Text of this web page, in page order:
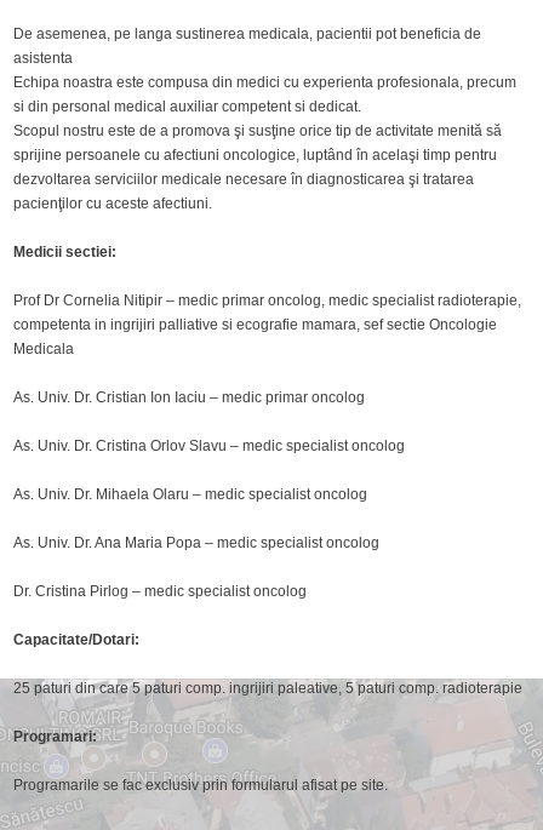
De asemenea, pe langa sustinerea medicala, pacientii pot beneficia de
asistenta
Echipa noastra este compusa din medici cu experienta profesionala, precum
si din personal medical auxiliar competent si dedicat.
Scopul nostru este de a promova şi susţine orice tip de activitate menită să
sprijine persoanele cu afectiuni oncologice, luptând în acelaşi timp pentru
dezvoltarea serviciilor medicale necesare în diagnosticarea şi tratarea
pacienţilor cu aceste afectiuni.
Medicii sectiei:
Prof Dr Cornelia Nitipir – medic primar oncolog, medic specialist radioterapie,
competenta in ingrijiri palliative si ecografie mamara, sef sectie Oncologie
Medicala
As. Univ. Dr. Cristian Ion Iaciu – medic primar oncolog
As. Univ. Dr. Cristina Orlov Slavu – medic specialist oncolog
As. Univ. Dr. Mihaela Olaru – medic specialist oncolog
As. Univ. Dr. Ana Maria Popa – medic specialist oncolog
Dr. Cristina Pirlog – medic specialist oncolog
Capacitate/Dotari:
25 paturi din care 5 paturi comp. ingrijiri paleative, 5 paturi comp. radioterapie
Programari:
Programarile se fac exclusiv prin formularul afisat pe site.